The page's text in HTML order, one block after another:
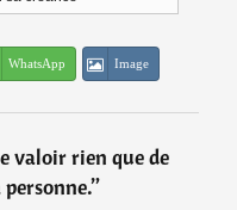
WhatsApp Image
valoir rien que de
”